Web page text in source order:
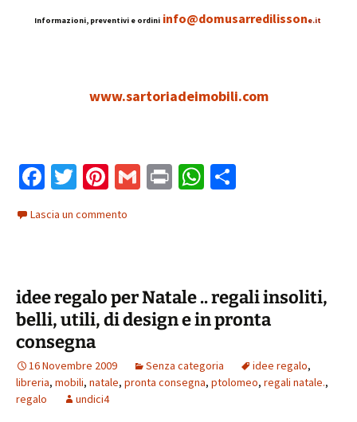
Informazioni, preventivi e ordini info@domusarredilissone.it
www.sartoriadeimobili.com
Fa
ce
b
k
T
tt
Pi
er
G
Pr W
p di
Lascia un commento
idee regalo per Natale .. regali insoliti,
belli, utili, di design e in pronta
consegna
16 Novembre 2009 Senza categoria idee regalo,
libreria, mobili, natale, pronta consegna, ptolomeo, regali natale.,
regalo
undici4